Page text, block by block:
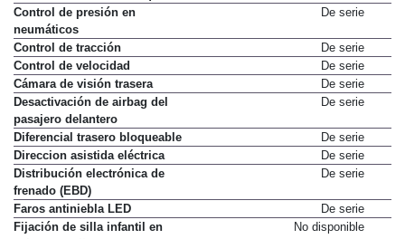
estabilización de remolque
Control de presión en
neumáticos
Control de tracción
De serie
Control de velocidad
De serie
Cámara de visión trasera
De serie
Desactivación de airbag del
pasajero delantero
Diferencial trasero bloqueable
De serie
Direccion asistida eléctrica
De serie
Distribución electrónica de
frenado (EBD)
Faros antiniebla LED
De serie